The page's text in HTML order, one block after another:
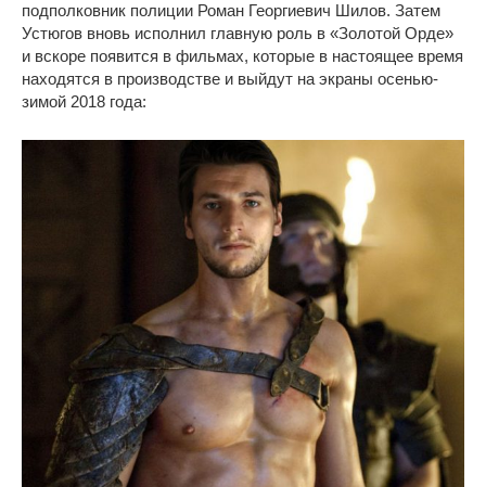
подполковник полиции Роман Георгиевич Шилов. Затем
Устюгов вновь исполнил главную роль в «Золотой Орде»
и вскоре появится в фильмах, которые в настоящее время
находятся в производстве и выйдут на экраны осенью-
зимой 2018 года: